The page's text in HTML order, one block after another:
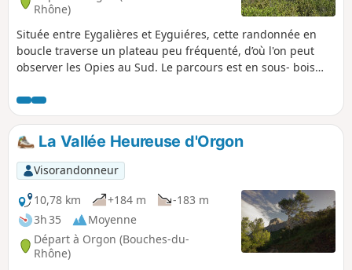
Rhône)
Située entre Eygalières et Eyguiéres, cette randonnée en
boucle traverse un plateau peu fréquenté, d’où l'on peut
observer les Opies au Sud. Le parcours est en sous- bois
peuvent être au vent (Mistral). 17/07/2023 Message de la
modération : la randonnée a été modifiée car le domaine de
Roquemartine a fermé tous les accès de Saint Hubert à la
côte 169. Un GPS ou l'application Visorando semble
nécessaire pour cette randonnée. Voir les avis
La Vallée Heureuse d'Orgon
Visorandonneur
10,78 km
+184 m
-183 m
3h 35
Moyenne
Départ à Orgon (Bouches-du-
Rhône)